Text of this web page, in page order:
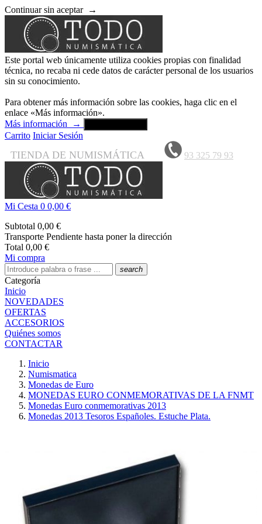
Continuar sin aceptar →
Este portal web únicamente utiliza cookies propias con finalidad
técnica, no recaba ni cede datos de carácter personal de los usuarios
sin su conocimiento.
Para obtener más información sobre las cookies, haga clic en el
enlace «Más información».
Más información
→
Carrito Iniciar Sesión
TIENDA DE NUMISMÁTICA 93 325 79 93
Mi Cesta 0 0,00 €
Subtotal 0,00 €
Transporte Pendiente hasta poner la dirección
Total 0,00 €
Mi compra
search
Categoría
Inicio
NOVEDADES
OFERTAS
ACCESORIOS
Quiénes somos
CONTACTAR
Inicio
Numismatica
Monedas de Euro
MONEDAS EURO CONMEMORATIVAS DE LA FNMT
Monedas Euro conmemorativas 2013
Monedas 2013 Tesoros Españoles. Estuche Plata.